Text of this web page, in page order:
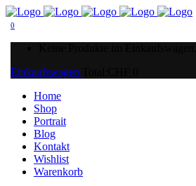
0
Einkaufswagen
Home
Shop
Portrait
Blog
Kontakt
Wishlist
Warenkorb